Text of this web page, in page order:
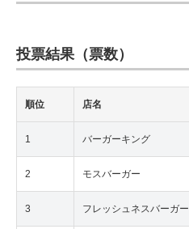
投票結果（票数）
順位 店名
1 バーガーキング
2 モスバーガー
3 フレッシュネスバーガー